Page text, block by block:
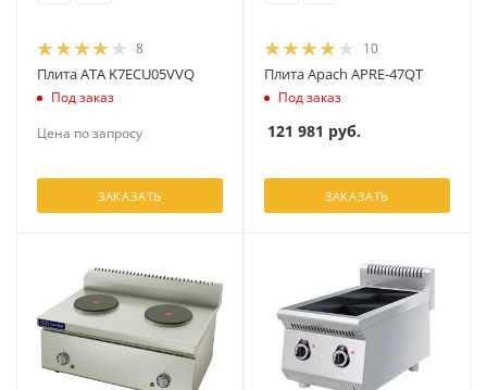
8
Плита ATA K7ECU05VVQ
Под заказ
Цена по запросу
ЗАКАЗАТЬ
10
Плита Apach APRE-47QT
Под заказ
121 981 руб.
ЗАКАЗАТЬ